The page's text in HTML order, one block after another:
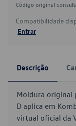
Código original
Compatibilidade
Entrar
Descrição
Moldura original
D aplica em
virtual oficial da